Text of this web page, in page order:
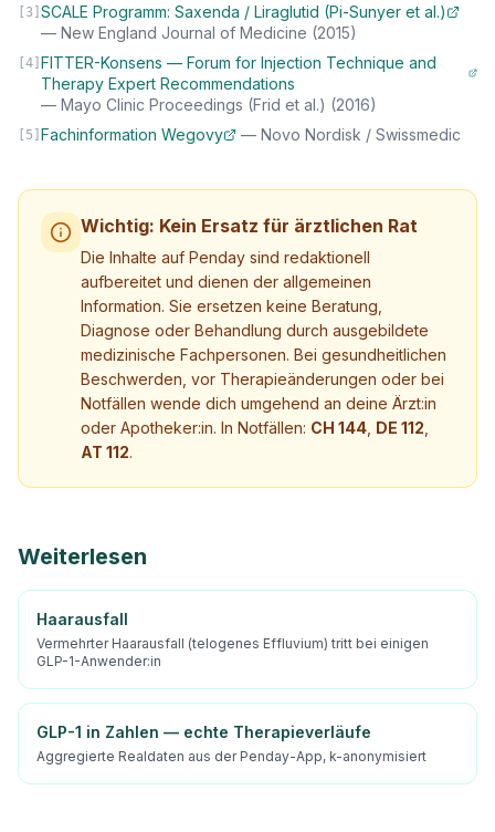
3 SCALE Programm: Saxenda / Liraglutid (Pi-Sunyer et al.)
— New England Journal of Medicine (2015)
4 FITTER-Konsens — Forum for Injection Technique and
Therapy Expert Recommendations
— Mayo Clinic Proceedings (Frid et al.) (2016)
5 Fachinformation Wegovy — Novo Nordisk / Swissmedic
Wichtig: Kein Ersatz für ärztlichen Rat
Die Inhalte auf Penday sind redaktionell
aufbereitet und dienen der allgemeinen
Information. Sie ersetzen keine Beratung,
Diagnose oder Behandlung durch ausgebildete
medizinische Fachpersonen. Bei gesundheitlichen
Beschwerden, vor Therapieänderungen oder bei
Notfällen wende dich umgehend an deine Ärzt:in
oder Apotheker:in. In Notfällen: CH 144 DE 112
AT 112.
Weiterlesen
Haarausfall
Vermehrter Haarausfall (telogenes Effluvium) tritt bei einigen
GLP-1-Anwender:in
GLP-1 in Zahlen — echte Therapieverläufe
Aggregierte Realdaten aus der Penday-App, k-anonymisiert